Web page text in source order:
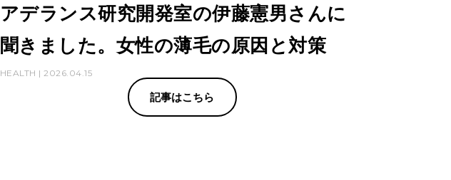
アデランス研究開発室の伊藤憲男さんに
聞きました。女性の薄毛の原因と対策
HEALTH | 2026.04.15
記事はこちら